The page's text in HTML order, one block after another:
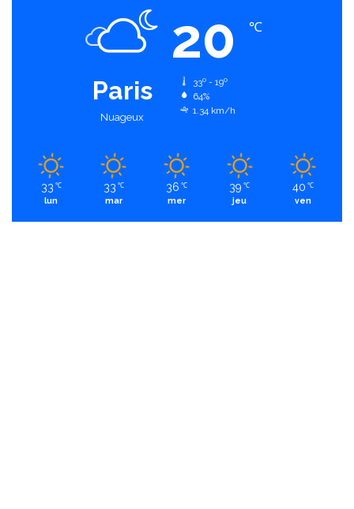
Paris
Nuageux
20 ℃
33º - 19º
64%
1.34 km/h
33 ℃
lun
33 ℃
mar
36 ℃
mer
39 ℃
jeu
40 ℃
ven